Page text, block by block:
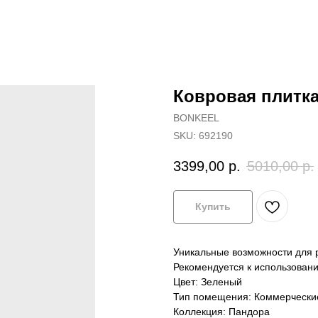
Ковровая
BONKEEL
SKU: 692190
3399,00 р. 5010,00 р.
Купить
Уникальные возможности
Рекомендуется к
Цвет: Зеленый
Тип помещения:
Коллекция: Пандора